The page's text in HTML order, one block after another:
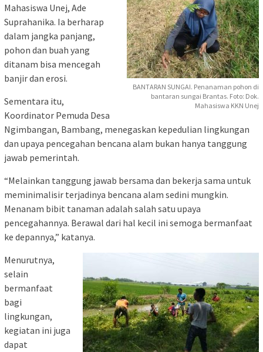
BANTARAN SUNGAI. Penanaman pohon di
bantaran sungai Brantas. Foto: Dok.
Mahasiswa KKN Unej
Mahasiswa Unej, Ade
Suprahanika. Ia berharap
dalam jangka panjang,
pohon dan buah yang
ditanam bisa mencegah
banjir dan erosi.
Sementara itu,
Koordinator Pemuda Desa
Ngimbangan, Bambang, menegaskan kepedulian lingkungan
dan upaya pencegahan bencana alam bukan hanya tanggung
jawab pemerintah.
“Melainkan tanggung jawab bersama dan bekerja sama untuk
meminimalisir terjadinya bencana alam sedini mungkin.
Menanam bibit tanaman adalah salah satu upaya
pencegahannya. Berawal dari hal kecil ini semoga bermanfaat
ke depannya,” katanya.
Menurutnya,
selain
bermanfaat
bagi
lingkungan,
kegiatan ini juga
dapat